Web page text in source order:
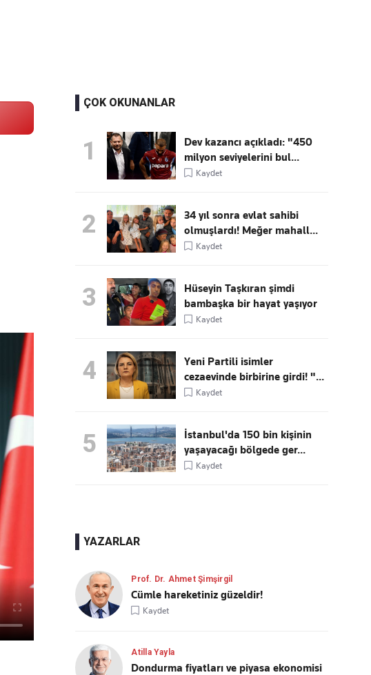
ÇOK OKUNANLAR
1
Dev kazancı açıkladı: "450
milyon seviyelerini bul...
Kaydet
2
34 yıl sonra evlat sahibi
olmuşlardı! Meğer mahall...
Kaydet
3
Hüseyin Taşkıran şimdi
bambaşka bir hayat yaşıyor
Kaydet
4
Yeni Partili isimler
cezaevinde birbirine girdi! "...
Kaydet
5
İstanbul'da 150 bin kişinin
yaşayacağı bölgede ger...
Kaydet
YAZARLAR
Prof. Dr. Ahmet Şimşirgil
Cümle hareketiniz güzeldir!
Kaydet
Atilla Yayla
Dondurma fiyatları ve piyasa ekonomisi